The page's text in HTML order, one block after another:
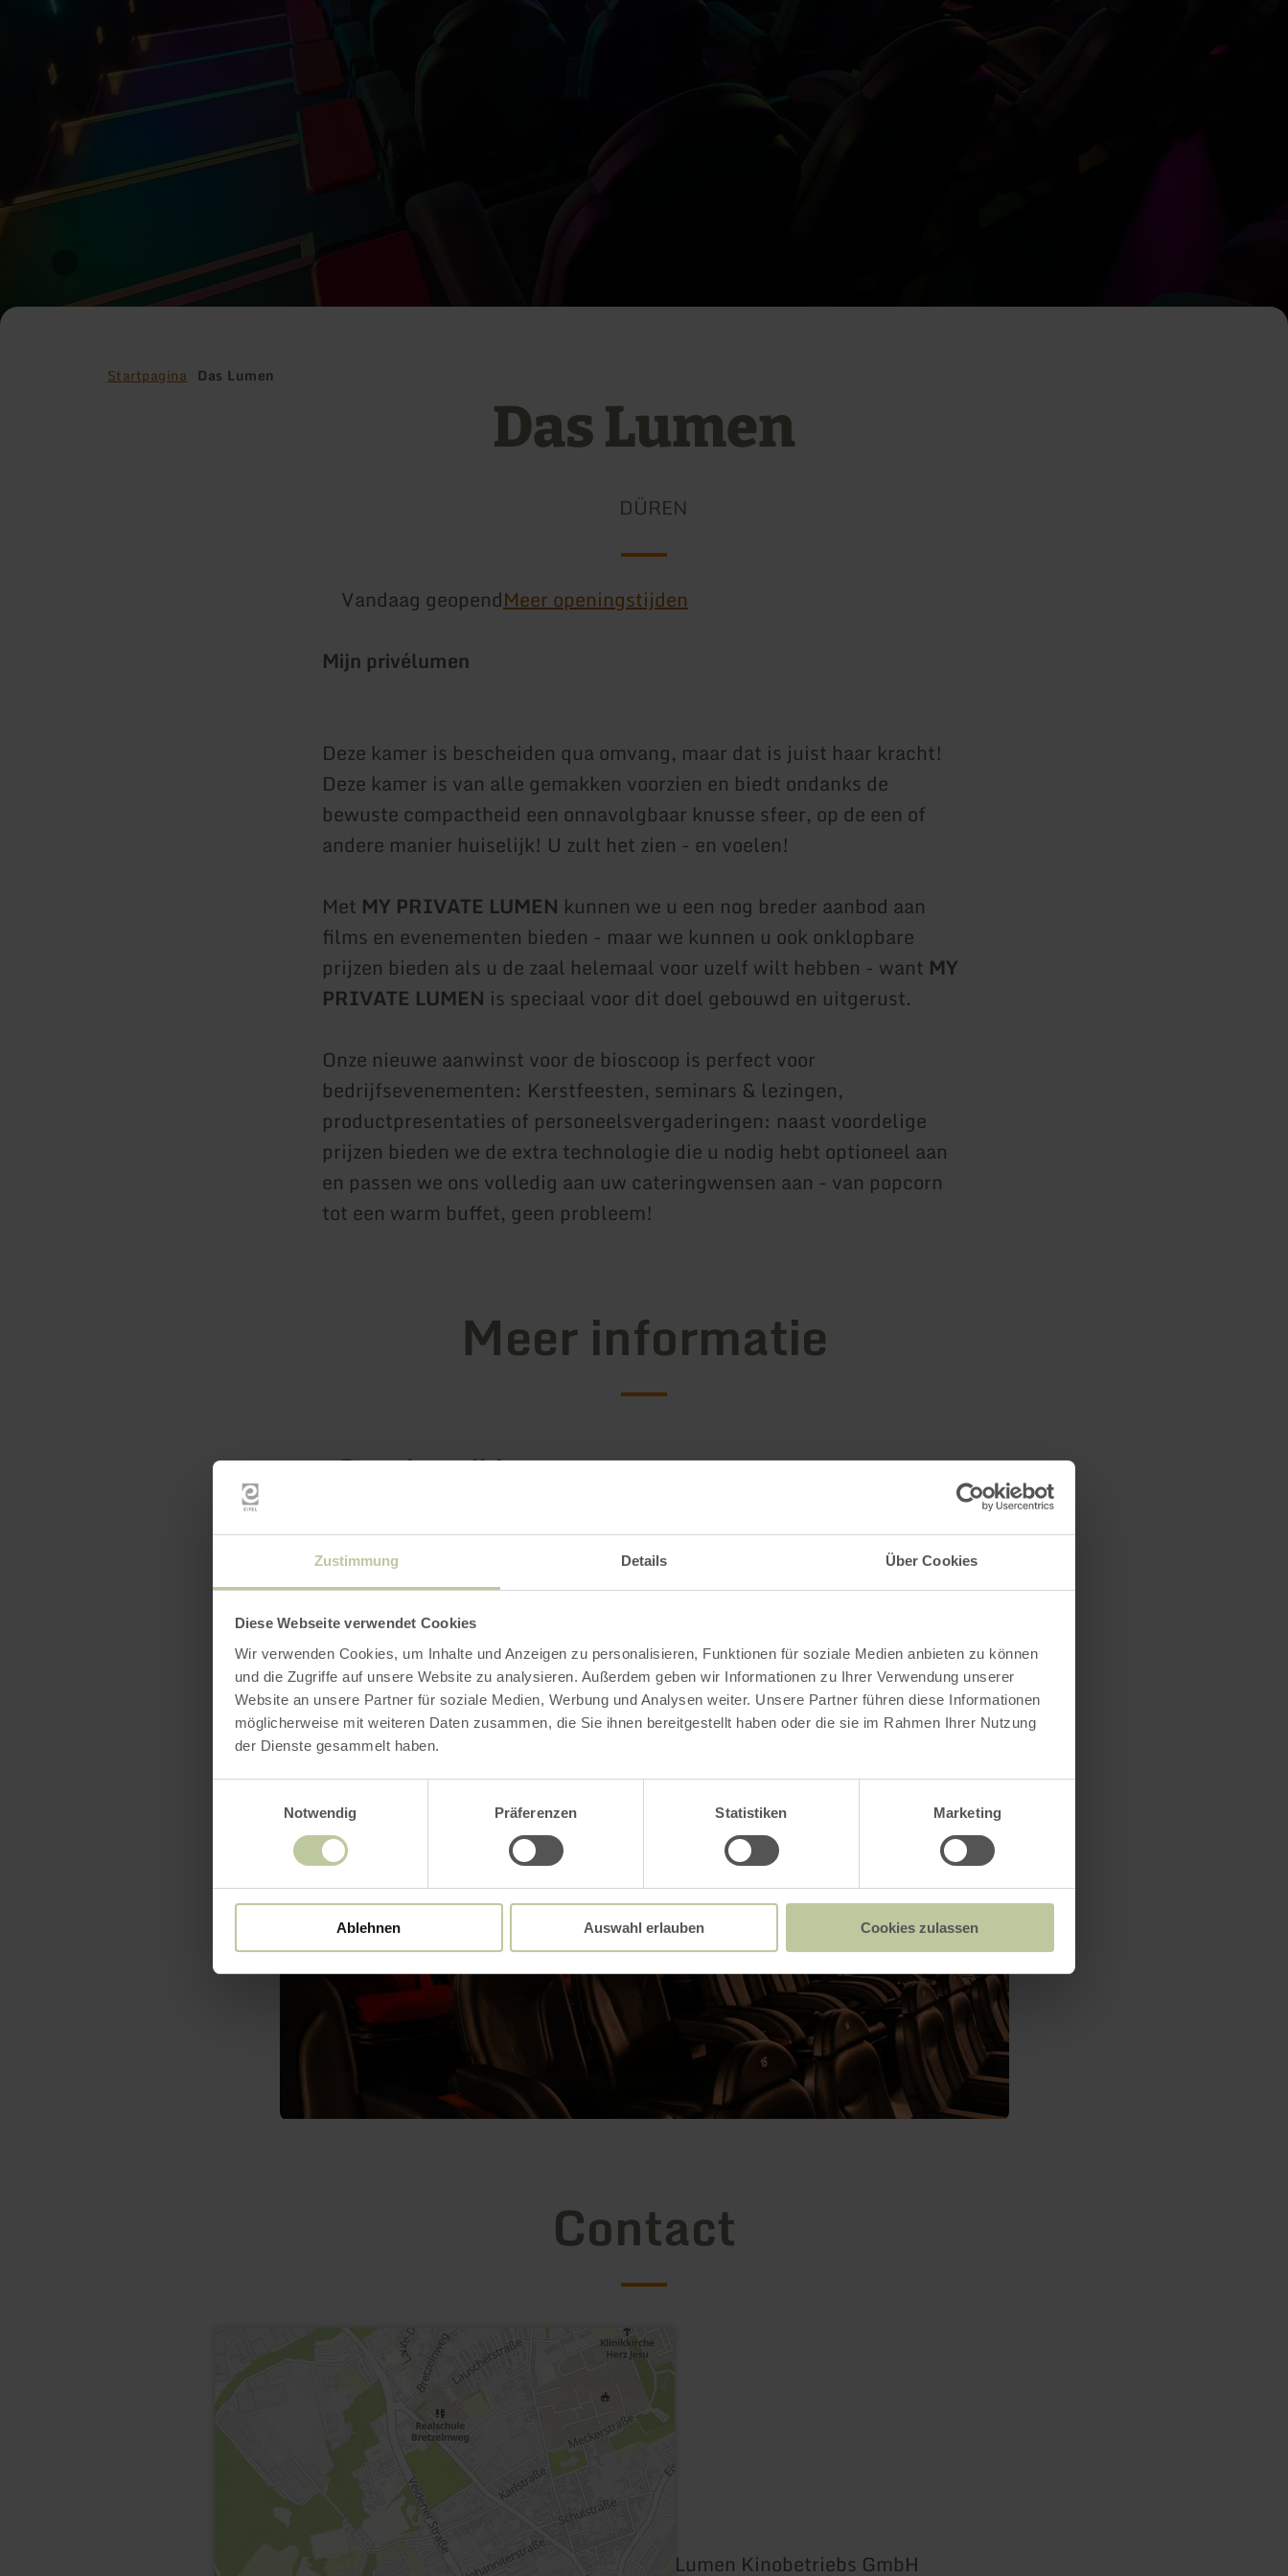
Zustimmung Details Über Cookies
Diese Webseite verwendet Cookies
Wir verwenden Cookies, um Inhalte und Anzeigen zu personalisieren, Funktionen für soziale Medien anbieten zu können
und die Zugriffe auf unsere Website zu analysieren. Außerdem geben wir Informationen zu Ihrer Verwendung unserer
Website an unsere Partner für soziale Medien, Werbung und Analysen weiter. Unsere Partner führen diese Informationen
möglicherweise mit weiteren Daten zusammen, die Sie ihnen bereitgestellt haben oder die sie im Rahmen Ihrer Nutzung
der Dienste gesammelt haben.
Notwendig
Präferenzen Statistiken Marketing
Ablehnen Auswahl erlauben Cookies zulassen
Startpagina Das Lumen
Das Lumen
DÜREN
Vandaag geopendMeer openingstijden
Mijn privélumen
Deze kamer is bescheiden qua omvang, maar dat is juist haar kracht!
Deze kamer is van alle gemakken voorzien en biedt ondanks de
bewuste compactheid een onnavolgbaar knusse sfeer, op de een of
andere manier huiselijk! U zult het zien - en voelen!
Met MY PRIVATE LUMEN kunnen we u een nog breder aanbod aan
films en evenementen bieden - maar we kunnen u ook onklopbare
prijzen bieden als u de zaal helemaal voor uzelf wilt hebben - want MY
PRIVATE LUMEN is speciaal voor dit doel gebouwd en uitgerust.
Onze nieuwe aanwinst voor de bioscoop is perfect voor
bedrijfsevenementen: Kerstfeesten, seminars & lezingen,
productpresentaties of personeelsvergaderingen: naast voordelige
prijzen bieden we de extra technologie die u nodig hebt optioneel aan
en passen we ons volledig aan uw cateringwensen aan - van popcorn
tot een warm buffet, geen probleem!
Meer informatie
Openingstijden
Impressies
Contact
Lumen Kinobetriebs GmbH